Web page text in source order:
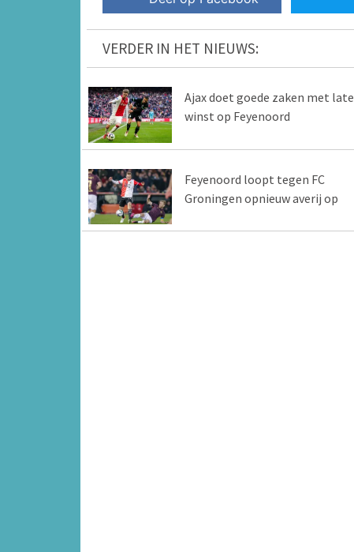
VERDER IN HET NIEUWS:
Ajax doet goede zaken met late
winst op Feyenoord
Feyenoord loopt tegen FC
Groningen opnieuw averij op